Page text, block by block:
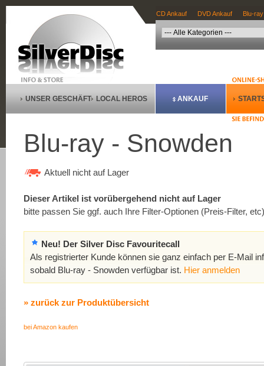
CD Ankauf DVD Ankauf Blu-
UNSER GESCHÄFT LOCAL HEROS ANKAUF
Blu-ray - Snowden
Aktuell nicht auf Lager
Dieser Artikel ist vorübergehend nicht auf Lager
bitte passen Sie ggf. auch Ihre Filter-Optionen (Preis-Filter,
Neu! Der Silver Disc Favouritecall
Als registrierter Kunde können sie ganz einfach per E-Mail
sobald Blu-ray - Snowden verfügbar ist. Hier anmelden
» zurück zur Produktübersicht
bei Amazon kaufen